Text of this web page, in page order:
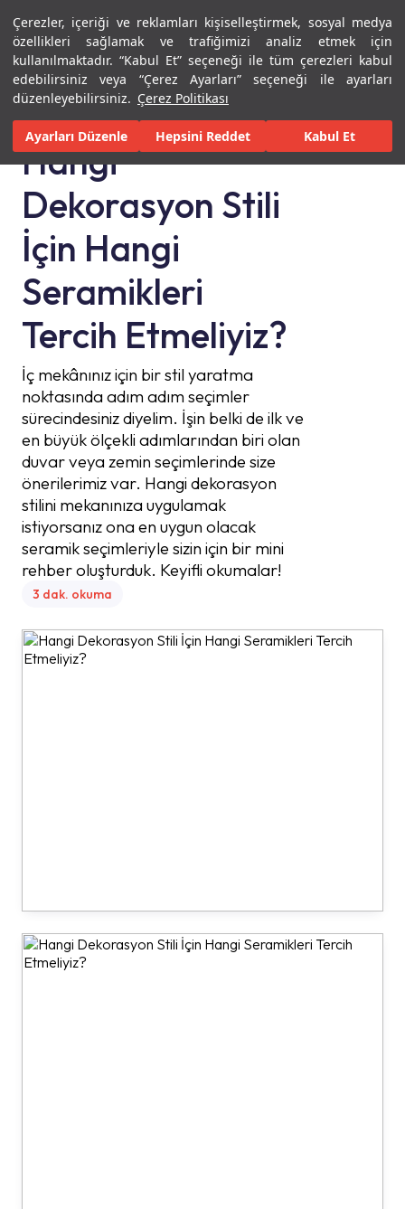
Çerezler, içeriği ve reklamları kişiselleştirmek, sosyal medya
özellikleri sağlamak ve trafiğimizi analiz etmek için
kullanılmaktadır. “Kabul Et” seçeneği ile tüm çerezleri kabul
edebilirsiniz veya “Çerez Ayarları” seçeneği ile ayarları
düzenleyebilirsiniz. Çerez Politikası
Ayarları Düzenle Hepsini Reddet Kabul Et
Menü Menü
Ana Sayfa Hangi Dekorasyon Stili İçin Hangi Seramikleri Tercih Etmeliyiz?
Hangi
Dekorasyon Stili
İçin Hangi
Seramikleri
Tercih Etmeliyiz?
İç mekânınız için bir stil yaratma
noktasında adım adım seçimler
sürecindesiniz diyelim. İşin belki de ilk ve
en büyük ölçekli adımlarından biri olan
duvar veya zemin seçimlerinde size
önerilerimiz var. Hangi dekorasyon
stilini mekanınıza uygulamak
istiyorsanız ona en uygun olacak
seramik seçimleriyle sizin için bir mini
rehber oluşturduk. Keyifli okumalar!
3 dak. okuma